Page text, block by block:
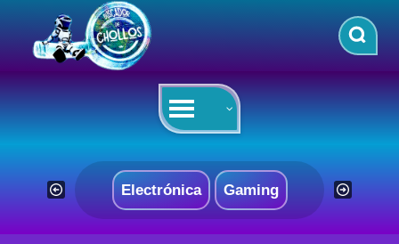
contenido
Electrónica Gaming